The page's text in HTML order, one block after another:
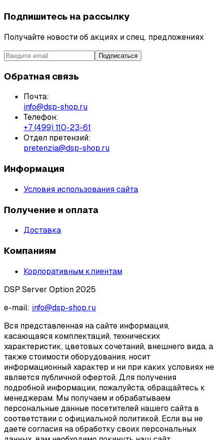
Подпишитесь на рассылку
Получайте новости об акциях и спец. предложениях
Подписаться
Обратная связь
Почта:
info@dsp-shop.ru
Телефон:
+7 (499) 110-23-61
Отдел претензий:
pretenzia@dsp-shop.ru
Информация
Условия использования сайта
Получение и оплата
Доставка
Компаниям
Корпоративным клиентам
DSP Server Option 2025
e-mail: info@dsp-shop.ru
Вся представленная на сайте информация,
касающаяся комплектаций, технических
характеристик, цветовых сочетаний, внешнего вида, а
также стоимости оборудования, носит
информационный характер и ни при каких условиях не
является публичной офертой. Для получения
подробной информации, пожалуйста, обращайтесь к
менеджерам. Мы получаем и обрабатываем
персональные данные посетителей нашего сайта в
соответствии с официальной политикой. Если вы не
даете согласия на обработку своих персональных